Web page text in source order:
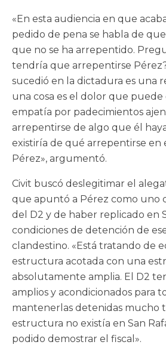
«En esta audiencia en que
pedido de pena se habla de
que no se ha arrepentido.
tendría que arrepentirse
sucedió en la dictadura es una
una cosa es el dolor que puede
empatía por padecimientos
arrepentirse de algo que él
existiría de qué arrepentirse en
Pérez», argumentó.
Civit buscó deslegitimar el
que apuntó a Pérez como uno
del D2 y de haber replicado en
condiciones de detención de
clandestino. «Está tratando de
estructura acotada con una
absolutamente amplia. El D2
amplios y acondicionados para
mantenerlas detenidas mucho
estructura no existía en San
podido demostrar el fiscal».